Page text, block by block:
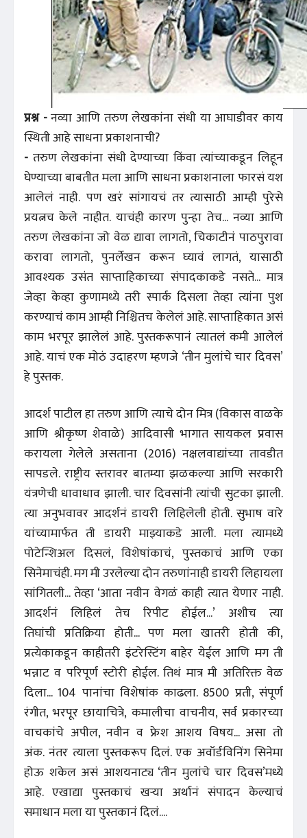
प्रश्न -नव्या आणि तरुण लेखकांना संधी या आघाडीवर काय
स्थिती आहे साधना प्रकाशनाची?
- तरुण लेखकांना संधी देण्याच्या किंवा त्यांच्याकडून लिहून
घेण्याच्या बाबतीत मला आणि साधना प्रकाशनाला फारसं यश
आलेलं नाही. पण खरं सांगायचं तर त्यासाठी आम्ही पुरेसे
प्रयत्नच केले नाहीत. याचंही कारण पुन्हा तेच... नव्या आणि
तरुण लेखकांना जो वेळ द्यावा लागतो, चिकाटीनं पाठपुरावा
करावा लागतो, पुनर्लेखन करून घ्यावं लागतं, यासाठी
आवश्यक उसंत साप्ताहिकाच्या संपादकाकडे नसते... मात्र
जेव्हा केव्हा कुणामध्ये तरी स्पार्क दिसला तेव्हा त्यांना पुश
करण्याचं काम आम्ही निश्चितच केलेलं आहे. साप्ताहिकात असं
काम भरपूर झालेलं आहे. पुस्तकरूपानं त्यातलं कमी आलेलं
आहे. याचं एक मोठं उदाहरण म्हणजे ‘तीन मुलांचे चार दिवस’
हे पुस्तक.
आदर्श पाटील हा तरुण आणि त्याचे दोन मित्र (विकास वाळके
आणि श्रीकृष्ण शेवाळे) आदिवासी भागात सायकल प्रवास
करायला गेलेले असताना (2016) नक्षलवाद्यांच्या तावडीत
सापडले. राष्ट्रीय स्तरावर बातम्या झळकल्या आणि सरकारी
यंत्रणेची धावाधाव झाली. चार दिवसांनी त्यांची सुटका झाली.
त्या अनुभवावर आदर्शनं डायरी लिहिलेली होती. सुभाष वारे
यांच्यामार्फत ती डायरी माझ्याकडे आली. मला त्यामध्ये
पोटेन्शिअल दिसलं, विशेषांकाचं, पुस्तकाचं आणि एका
सिनेमाचंही. मग मी उरलेल्या दोन तरुणांनाही डायरी लिहायला
सांगितली... तेव्हा ‘आता नवीन वेगळं काही त्यात येणार नाही.
आदर्शनं लिहिलं तेच रिपीट होईल...’ अशीच त्या
तिघांची प्रतिक्रिया होती... पण मला खातरी होती की,
प्रत्येकाकडून काहीतरी इंटरेस्टिंग बाहेर येईल आणि मग ती
भन्नाट व परिपूर्ण स्टोरी होईल. तिथं मात्र मी अतिरिक्त वेळ
दिला... 104 पानांचा विशेषांक काढला. 8500 प्रती, संपूर्ण
रंगीत, भरपूर छायाचित्रे, कमालीचा वाचनीय, सर्व प्रकारच्या
वाचकांचे अपील, नवीन व फ्रेश आशय विषय... असा तो
अंक. नंतर त्याला पुस्तकरूप दिलं. एक अवॉर्डविनिंग सिनेमा
होऊ शकेल असं आशयनाट्य ‘तीन मुलांचे चार दिवस’मध्ये
आहे. एखाद्या पुस्तकाचं खऱ्या अर्थानं संपादन केल्याचं
समाधान मला या पुस्तकानं दिलं....